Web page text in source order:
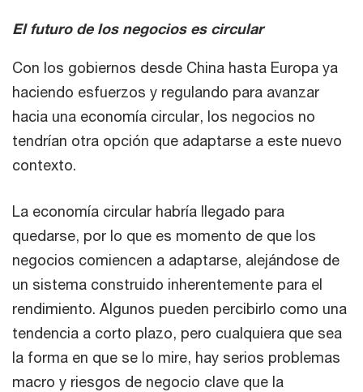
El futuro de los negocios es circular
Con los gobiernos desde China hasta Europa ya
haciendo esfuerzos y regulando para avanzar
hacia una economía circular, los negocios no
tendrían otra opción que adaptarse a este nuevo
contexto.
La economía circular habría llegado para
quedarse, por lo que es momento de que los
negocios comiencen a adaptarse, alejándose de
un sistema construido inherentemente para el
rendimiento. Algunos pueden percibirlo como una
tendencia a corto plazo, pero cualquiera que sea
la forma en que se lo mire, hay serios problemas
macro y riesgos de negocio clave que la